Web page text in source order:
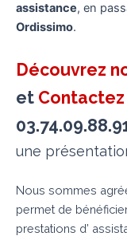
assistance, en
Ordissimo.
Découvrez
et
une
Nous sommes
permet de bénéficier
prestations d’